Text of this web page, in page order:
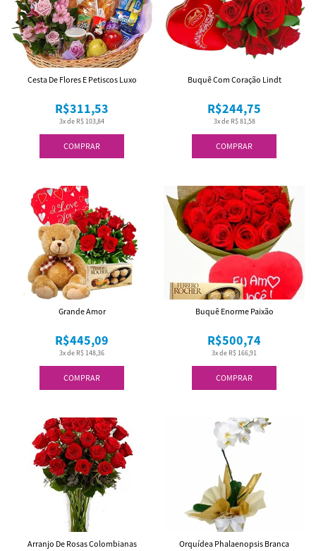
COMPRAR
3x de R$ 103,84
R$311,53
Cesta De Flores E Petiscos Luxo
COMPRAR
3x de R$ 81,58
R$244,75
Buquê Com Coração Lindt
COMPRAR
3x de R$ 148,36
R$445,09
Grande Amor
COMPRAR
3x de R$ 166,91
R$500,74
Buquê Enorme Paixão
Arranjo De Rosas Colombianas
Orquídea Phalaenopsis Branca